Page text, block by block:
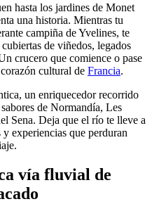
hasta los jardines de Monet
una historia. Mientras tu
campiña de Yvelines, te
de viñedos, legados
crucero que comience o pase
cultural de Francia.
un enriquecedor recorrido
de Normandía, Les
Sena. Deja que el río te lleve a
experiencias que perduran
vía fluvial de